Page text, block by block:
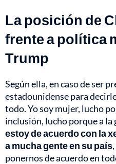
La posición de
frente a política
Trump
Según ella, en caso de ser
estadounidense para
todo. Yo soy mujer, lucho
inclusión, lucho porque a
estoy de acuerdo con la
a mucha gente en su país
ponernos de acuerdo en